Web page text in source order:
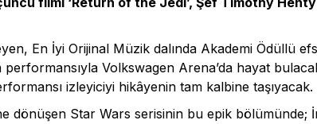
En İyi Orijinal Müzik dalında Akademi Ödüllü
Volkswagen Arena’da hayat
izleyiciyi hikâyenin tam kalbine taşıyacak.
dönüşen Star Wars serisinin bu epik